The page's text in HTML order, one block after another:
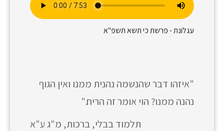
עגלונת - פרשת כי תשא תשפ"א
"איזהו דבר שהנשמה נהנית ממנו ואין הגוף
נהנה ממנו? הוי אומר זה הריח."
תלמוד בבלי, ברכות, מ"ג ע"א